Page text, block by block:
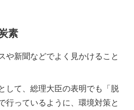
素
や新聞などでよく見かけること
して、総理大臣の表明でも「脱
行っているように、環境対策と